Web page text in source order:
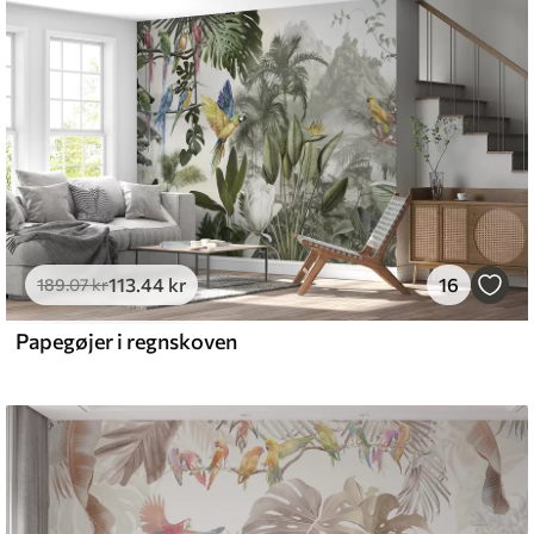
.33269.00kr/m²
and Stick
.67400.00kr/m²
189.07kr113.44 kr 16
Papegøjer i regnskoven